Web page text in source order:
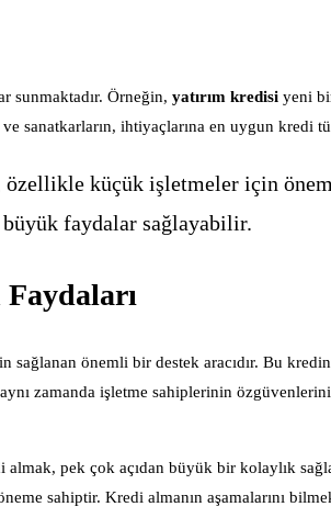
sunmaktadır. Örneğin, yatırım kredisi yeni
sanatkarların, ihtiyaçlarına en uygun kredi
özellikle küçük işletmeler için
büyük faydalar sağlayabilir.
önemli bir destek aracıdır. Bu
zamanda işletme sahiplerinin
pek çok açıdan büyük bir kolaylık
sahiptir. Kredi almanın aşamalarını